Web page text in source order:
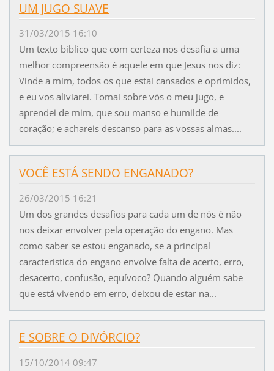
UM JUGO SUAVE
31/03/2015 16:10
Um texto bíblico que com certeza nos desafia a uma
melhor compreensão é aquele em que Jesus nos diz:
Vinde a mim, todos os que estai cansados e oprimidos,
e eu vos aliviarei. Tomai sobre vós o meu jugo, e
aprendei de mim, que sou manso e humilde de
coração; e achareis descanso para as vossas almas....
VOCÊ ESTÁ SENDO ENGANADO?
26/03/2015 16:21
Um dos grandes desafios para cada um de nós é não
nos deixar envolver pela operação do engano. Mas
como saber se estou enganado, se a principal
característica do engano envolve falta de acerto, erro,
desacerto, confusão, equívoco? Quando alguém sabe
que está vivendo em erro, deixou de estar na...
E SOBRE O DIVÓRCIO?
15/10/2014 09:47